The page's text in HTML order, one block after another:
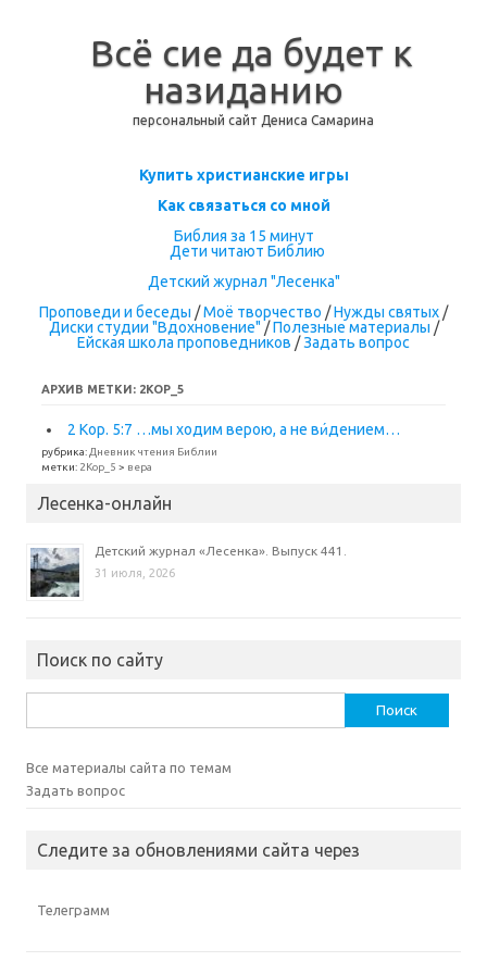
Всё сие да будет к
назиданию
персональный сайт Дениса Самарина
Перейти к содержимому
Купить христианские игры
Как связаться со мной
Библия за 15 минут
Дети читают Библию
Детский журнал "Лесенка"
Проповеди и беседы /Моё творчество /Нужды святых /
Диски студии "Вдохновение" /Полезные материалы /
Ейская школа проповедников /Задать вопрос
АРХИВ МЕТКИ: 2КОР_5
2 Кор. 5:7 …мы ходим верою, а не ви́дением…
рубрика: Дневник чтения Библии
метки: 2Кор_5 > вера
Лесенка-онлайн
Детский журнал «Лесенка». Выпуск 441.
31 июля, 2026
Поиск по сайту
Все материалы сайта по темам
Задать вопрос
Следите за обновлениями сайта через
Телеграмм